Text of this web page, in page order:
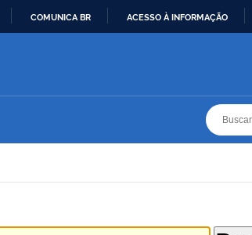
COMUNICA BR ACESSO À INFORMAÇÃO